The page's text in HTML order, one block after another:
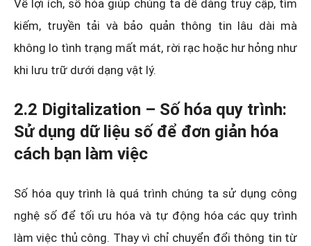
Về lợi ích, số hóa giúp chúng ta dễ dàng truy cập, tìm
kiếm, truyền tải và bảo quản thông tin lâu dài mà
không lo tình trạng mất mát, rời rạc hoặc hư hỏng như
khi lưu trữ dưới dạng vật lý.
2.2 Digitalization – Số hóa quy trình:
Sử dụng dữ liệu số để đơn giản hóa
cách bạn làm việc
Số hóa quy trình là quá trình chúng ta sử dụng công
nghệ số để tối ưu hóa và tự động hóa các quy trình
làm việc thủ công. Thay vì chỉ chuyển đổi thông tin từ